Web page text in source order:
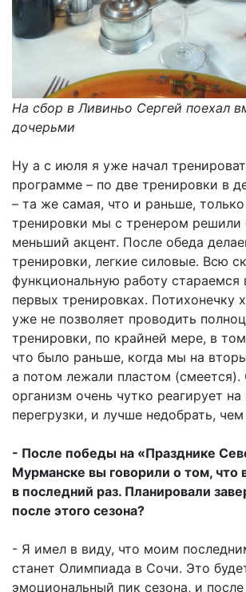
На сбор в Ливиньо Сергей поехал
дочерьми
Ну а с июля я уже начал
программе – по две тренировки в
– та же самая, что и раньше,
тренировки мы с тренером решили
меньший акцент. После обеда
тренировки, легкие силовые. Всю
функциональную работу стараемся
первых тренировках. Потихонечку
уже не позволяет проводить
тренировки, по крайней мере, в
что было раньше, когда мы на
а потом лежали пластом (смеется).
организм очень чутко реагирует на
перегрузки, и лучше недобрать, чем
- После победы на «Празднике
Мурманске вы говорили о том, что
в последний раз. Планировали
после этого сезона?
- Я имел в виду, что моим
станет Олимпиада в Сочи. Это
эмоциональный пик сезона, и